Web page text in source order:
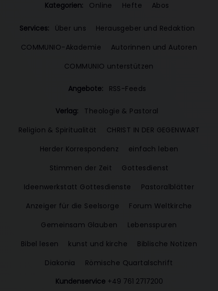
Kategorien: Online Hefte Abos
Services: Über uns
Herausgeber und Redaktion
COMMUNIO-Akademie
Autorinnen und Autoren
COMMUNIO unterstützen
Angebote: RSS-Feeds
Verlag:
Theologie & Pastoral
Religion & Spiritualität
CHRIST IN DER GEGENWART
Herder Korrespondenz
einfach leben
Stimmen der Zeit
Gottesdienst
Ideenwerkstatt Gottesdienste
Pastoralblätter
Anzeiger für die Seelsorge
Forum Weltkirche
Gemeinsam Glauben
Lebensspuren
Bibel lesen
kunst und kirche
Biblische Notizen
Diakonia
Römische Quartalschrift
Kundenservice +49 761 2717200